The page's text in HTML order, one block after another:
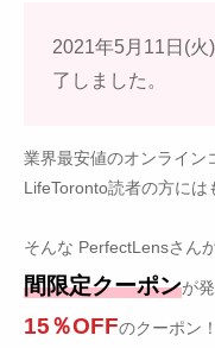
2021年5月11日(
了しました。
業界最安値のオンライン
LifeToronto読者の方には
そんな PerfectLensさん
間限定クーポンが
15％OFFのクーポン！